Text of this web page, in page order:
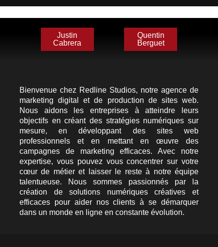
Justin
Cabrera
Quentin
Berguet
Bienvenue chez Redline Studios, notre agence de
marketing digital et de production de sites web.
Nous aidons les entreprises à atteindre leurs
objectifs en créant des stratégies numériques sur
mesure, en développant des sites web
professionnels et en mettant en œuvre des
campagnes de marketing efficaces. Avec notre
expertise, vous pouvez vous concentrer sur votre
cœur de métier et laisser le reste à notre équipe
talentueuse. Nous sommes passionnés par la
création de solutions numériques créatives et
efficaces pour aider nos clients à se démarquer
dans un monde en ligne en constante évolution.